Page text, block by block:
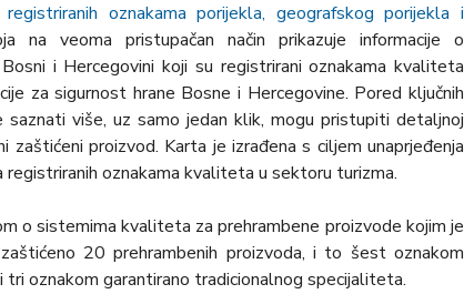
oznakama porijekla, geografskog porijekla i
na veoma pristupačan način prikazuje informacije o
i Hercegovini koji su registrirani oznakama kvaliteta
za sigurnost hrane Bosne i Hercegovine. Pored ključnih
saznati više, uz samo jedan klik, mogu pristupiti detaljnoj
zaštićeni proizvod. Karta je izrađena s ciljem unaprjeđenja
oznakama kvaliteta u sektoru turizma.
o sistemima kvaliteta za prehrambene proizvode kojim je
20 prehrambenih proizvoda, i to šest oznakom
oznakom garantirano tradicionalnog specijaliteta.